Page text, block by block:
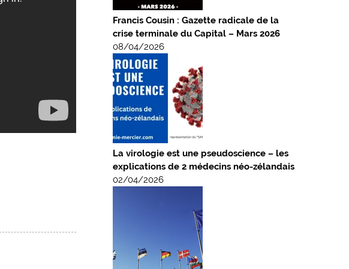
Francis Cousin : Gazette radicale de la
crise terminale du Capital – Mars 2026
08/04/2026
La virologie est une pseudoscience – les
explications de 2 médecins néo-zélandais
02/04/2026